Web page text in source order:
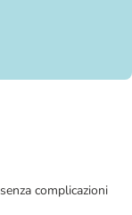
complicazioni